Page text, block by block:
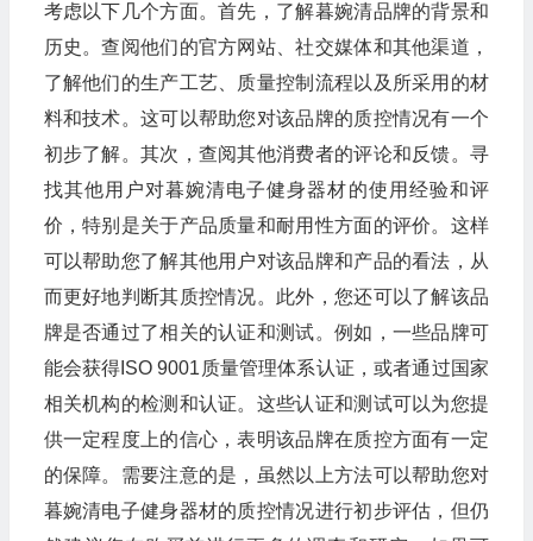
考虑以下几个方面。首先，了解暮婉清品牌的背景和
历史。查阅他们的官方网站、社交媒体和其他渠道，
了解他们的生产工艺、质量控制流程以及所采用的材
料和技术。这可以帮助您对该品牌的质控情况有一个
初步了解。其次，查阅其他消费者的评论和反馈。寻
找其他用户对暮婉清电子健身器材的使用经验和评
价，特别是关于产品质量和耐用性方面的评价。这样
可以帮助您了解其他用户对该品牌和产品的看法，从
而更好地判断其质控情况。此外，您还可以了解该品
牌是否通过了相关的认证和测试。例如，一些品牌可
能会获得ISO 9001质量管理体系认证，或者通过国家
相关机构的检测和认证。这些认证和测试可以为您提
供一定程度上的信心，表明该品牌在质控方面有一定
的保障。需要注意的是，虽然以上方法可以帮助您对
暮婉清电子健身器材的质控情况进行初步评估，但仍